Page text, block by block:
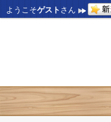
ようこそゲストさん